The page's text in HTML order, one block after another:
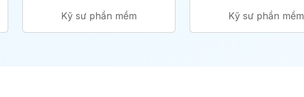
Kỹ sư phần mềm Kỹ sư phần mềm